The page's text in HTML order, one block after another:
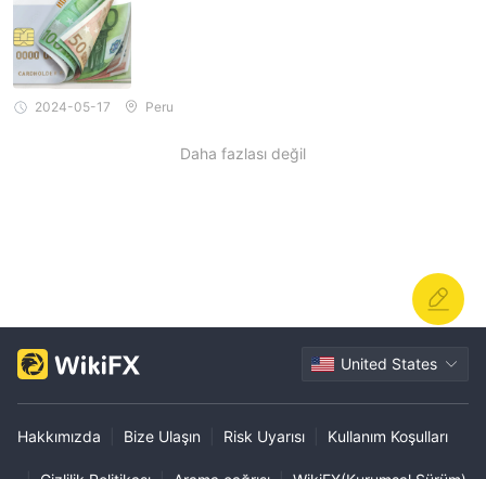
2024-05-17 Peru
Daha fazlası değil
United States
Hakkımızda Bize Ulaşın Risk Uyarısı Kullanım Koşulları